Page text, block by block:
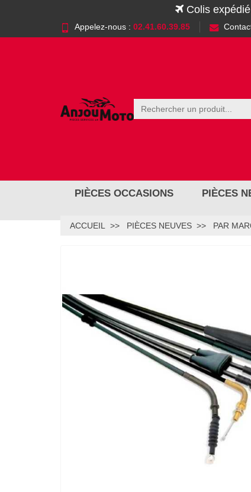
Colis
Appelez-nous : 02.41.60.39.85
PIÈCES OCCASIONS PIÈCES
ACCUEIL PIÈCES NEUVES PAR